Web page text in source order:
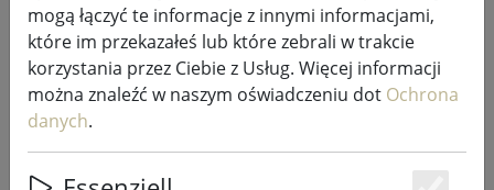
Podkładka Zone plastikowa
pleciona srebrna
mogą łączyć te informacje z innymi informacjami,
które im przekazałeś lub które zebrali w trakcie
korzystania przez Ciebie z Usług. Więcej informacji
można znaleźć w naszym oświadczeniu dot Ochrona
danych.